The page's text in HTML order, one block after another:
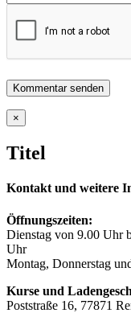
Close
product
view
×
Titel
Kontakt und weitere
Öffnungszeiten:
Dienstag von 9.00 Uhr
Uhr
Montag, Donnerstag
Kurse und
Poststraße 16, 77871